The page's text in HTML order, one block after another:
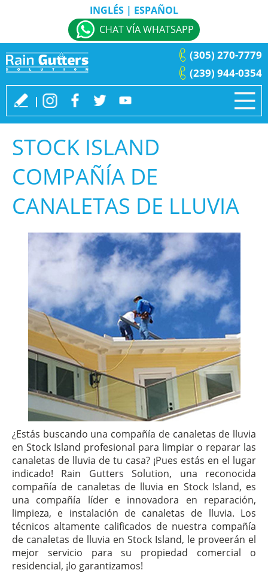
INGLÉS | ESPAÑOL
CHAT VÍA WHATSAPP
(239) 944-0354
(305) 270-7779
STOCK ISLAND
COMPAÑÍA DE
CANALETAS DE LLUVIA
¿Estás buscando una compañía de canaletas de lluvia
en Stock Island profesional para limpiar o reparar las
canaletas de lluvia de tu casa? ¡Pues estás en el lugar
indicado! Rain Gutters Solution, una reconocida
compañía de canaletas de lluvia en Stock Island, es
una compañía líder e innovadora en reparación,
limpieza, e instalación de canaletas de lluvia. Los
técnicos altamente calificados de nuestra compañía
de canaletas de lluvia en Stock Island, le proveerán el
mejor servicio para su propiedad comercial o
residencial, ¡lo garantizamos!